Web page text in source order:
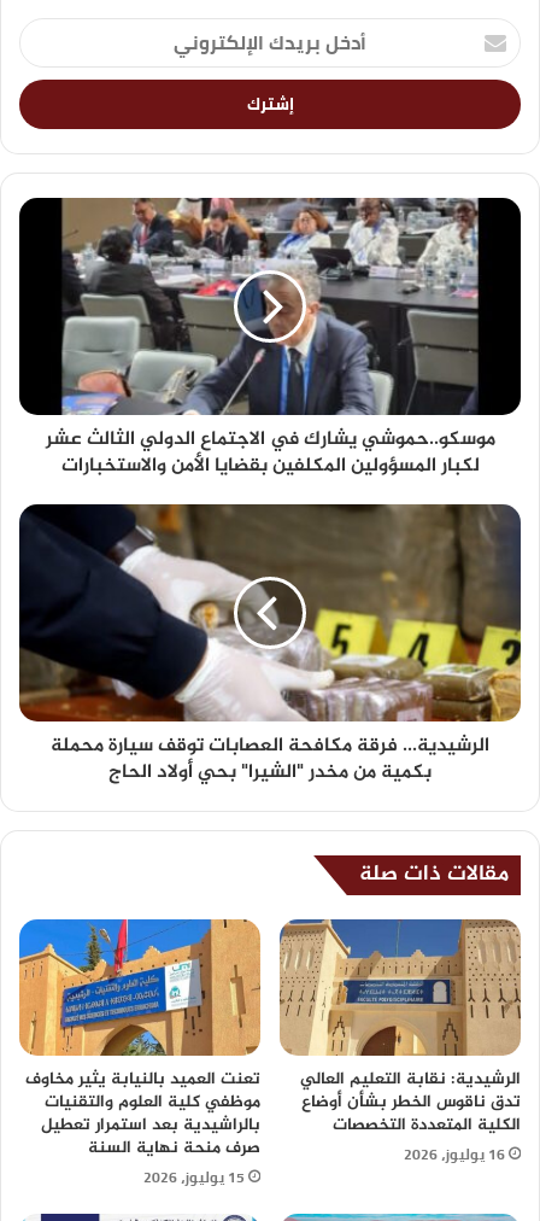
موسكو..حموشي يشارك في الاجتماع الدولي الثالث عشر
لكبار المسؤولين المكلفين بقضايا الأمن والاستخبارات
الرشيدية... فرقة مكافحة العصابات توقف سيارة محملة
بكمية من مخدر "الشيرا" بحي أولاد الحاج
مقالات ذات صلة
الرشيدية: نقابة التعليم العالي
تدق ناقوس الخطر بشأن أوضاع
الكلية المتعددة التخصصات
16 يوليوز، 2026
تعنت العميد بالنيابة يثير مخاوف
موظفي كلية العلوم والتقنيات
بالراشيدية بعد استمرار تعطيل
صرف منحة نهاية السنة
15 يوليوز، 2026